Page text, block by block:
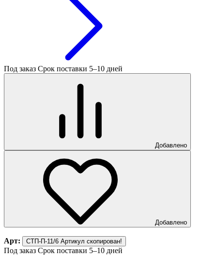
Под заказ Срок поставки 5–10 дней
Добавлено
Добавлено
Арт: СТП-П-11/6 Артикул скопирован!
Под заказ Срок поставки 5–10 дней